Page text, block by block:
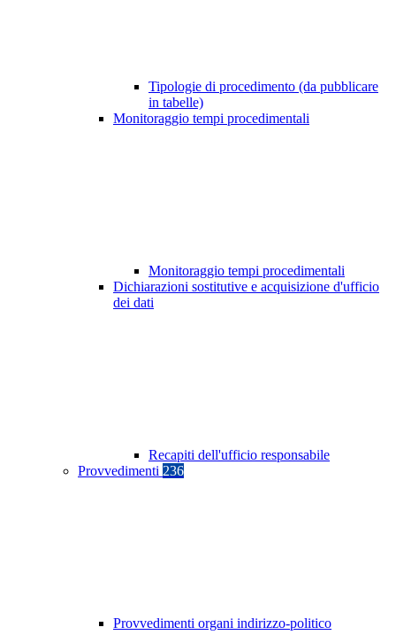
Tipologie di procedimento (da pubblicare
in tabelle)
Monitoraggio tempi procedimentali
Monitoraggio tempi procedimentali
Dichiarazioni sostitutive e acquisizione d'ufficio
dei dati
Recapiti dell'ufficio responsabile
Provvedimenti 236
Provvedimenti organi indirizzo-politico